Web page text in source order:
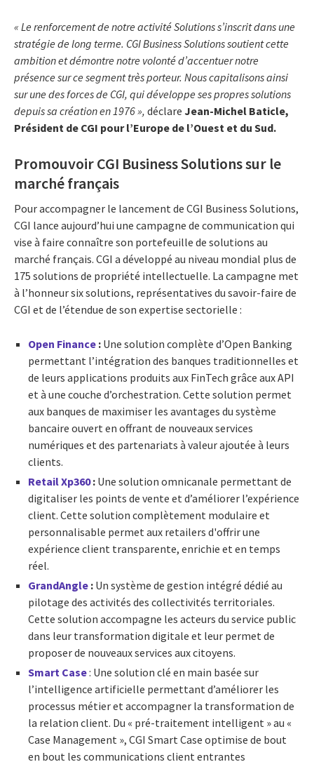
« Le renforcement de notre activité Solutions s’inscrit dans une
stratégie de long terme. CGI Business Solutions soutient cette
ambition et démontre notre volonté d’accentuer notre
présence sur ce segment très porteur. Nous capitalisons ainsi
sur une des forces de CGI, qui développe ses propres solutions
depuis sa création en 1976 », déclare Jean-Michel Baticle,
Président de CGI pour l’Europe de l’Ouest et du Sud.
Promouvoir CGI Business Solutions sur le
marché français
Pour accompagner le lancement de CGI Business Solutions,
CGI lance aujourd’hui une campagne de communication qui
vise à faire connaître son portefeuille de solutions au
marché français. CGI a développé au niveau mondial plus de
175 solutions de propriété intellectuelle. La campagne met
à l’honneur six solutions, représentatives du savoir-faire de
CGI et de l’étendue de son expertise sectorielle :
Open Finance : Une solution complète d’Open Banking
permettant l’intégration des banques traditionnelles et
de leurs applications produits aux FinTech grâce aux API
et à une couche d’orchestration. Cette solution permet
aux banques de maximiser les avantages du système
bancaire ouvert en offrant de nouveaux services
numériques et des partenariats à valeur ajoutée à leurs
clients.
Retail Xp360: Une solution omnicanale permettant de
digitaliser les points de vente et d’améliorer l’expérience
client. Cette solution complètement modulaire et
personnalisable permet aux retailers d'offrir une
expérience client transparente, enrichie et en temps
réel.
GrandAngle : Un système de gestion intégré dédié au
pilotage des activités des collectivités territoriales.
Cette solution accompagne les acteurs du service public
dans leur transformation digitale et leur permet de
proposer de nouveaux services aux citoyens.
Smart Case: Une solution clé en main basée sur
l’intelligence artificielle permettant d’améliorer les
processus métier et accompagner la transformation de
la relation client. Du « pré-traitement intelligent » au «
Case Management », CGI Smart Case optimise de bout
en bout les communications client entrantes